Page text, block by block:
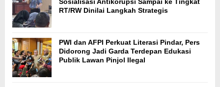
RT/RW Dinilai Langkah Strategis
PWI dan AFPI Perkuat Literasi Pindar, Pers
Didorong Jadi Garda Terdepan Edukasi
Publik Lawan Pinjol Ilegal